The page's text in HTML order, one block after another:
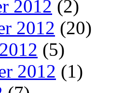
2012 (2)
2012 (20)
(5)
2012 (1)